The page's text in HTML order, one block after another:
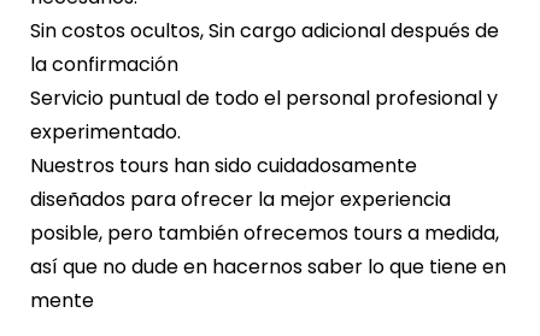
Sin costos ocultos, Sin cargo adicional después de
la confirmación
Servicio puntual de todo el personal profesional y
experimentado.
Nuestros tours han sido cuidadosamente
diseñados para ofrecer la mejor experiencia
posible, pero también ofrecemos tours a medida,
así que no dude en hacernos saber lo que tiene en
mente